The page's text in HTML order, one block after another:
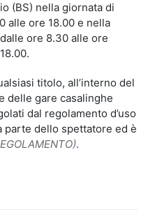
(BS) nella giornata di
alle ore 18.00 e nella
ore 8.30 alle ore
titolo, all’interno del
delle gare casalinghe
dal regolamento d’uso
parte dello spettatore ed è
.